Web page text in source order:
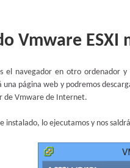
Vmware ESXI
el navegador en otro ordenador
una página web y podremos
de Vmware de Internet.
instalado, lo ejecutamos y nos